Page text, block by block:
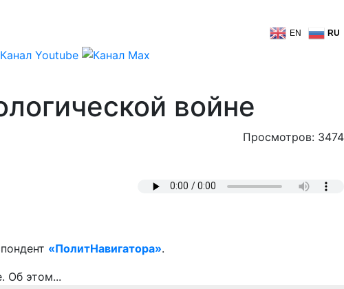
EN RU
войне
Просмотров: 3474
«ПолитНавигатора».